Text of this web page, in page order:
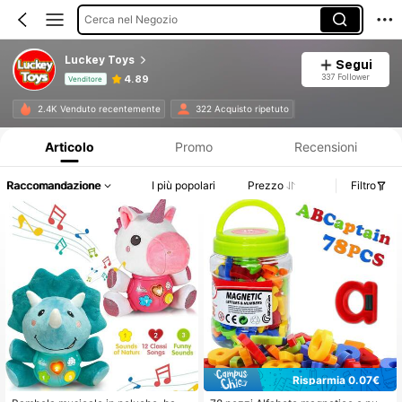
Cerca nel Negozio
Luckey Toys
Venditore 4.89
Segui
337 Follower
2.4K Venduto recentemente 322 Acquisto ripetuto
Articolo Promo Recensioni
Raccomandazione I più popolari Prezzo Filtro
Risparmia 0.07€